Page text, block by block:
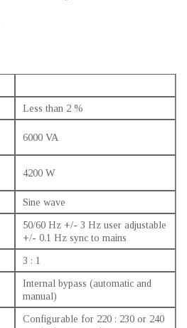
Less than 2 %
6000 VA
4200 W
Sine wave
50/60 Hz +/- 3 Hz user adjustable
+/- 0.1 Hz sync to mains
3 : 1
Internal bypass (automatic and
manual)
Configurable for 220 : 230 or 240